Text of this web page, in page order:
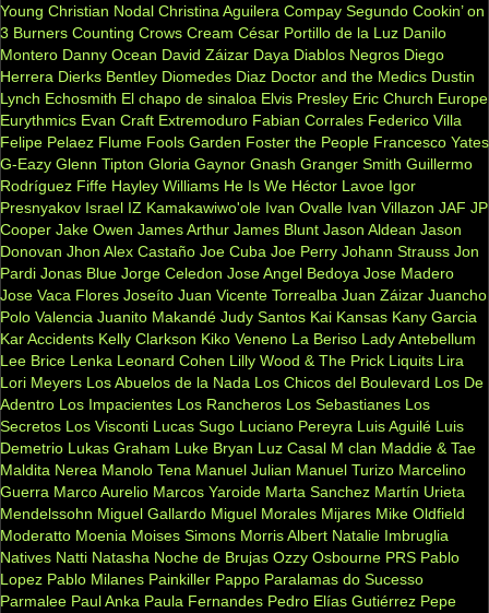
Young Christian Nodal Christina Aguilera Compay Segundo Cookin’ on
3 Burners Counting Crows Cream César Portillo de la Luz Danilo
Montero Danny Ocean David Záizar Daya Diablos Negros Diego
Herrera Dierks Bentley Diomedes Diaz Doctor and the Medics Dustin
Lynch Echosmith El chapo de sinaloa Elvis Presley Eric Church Europe
Eurythmics Evan Craft Extremoduro Fabian Corrales Federico Villa
Felipe Pelaez Flume Fools Garden Foster the People Francesco Yates
G-Eazy Glenn Tipton Gloria Gaynor Gnash Granger Smith Guillermo
Rodríguez Fiffe Hayley Williams He Is We Héctor Lavoe Igor
Presnyakov Israel IZ Kamakawiwo'ole Ivan Ovalle Ivan Villazon JAF JP
Cooper Jake Owen James Arthur James Blunt Jason Aldean Jason
Donovan Jhon Alex Castaño Joe Cuba Joe Perry Johann Strauss Jon
Pardi Jonas Blue Jorge Celedon Jose Angel Bedoya Jose Madero
Jose Vaca Flores Joseíto Juan Vicente Torrealba Juan Záizar Juancho
Polo Valencia Juanito Makandé Judy Santos Kai Kansas Kany Garcia
Kar Accidents Kelly Clarkson Kiko Veneno La Beriso Lady Antebellum
Lee Brice Lenka Leonard Cohen Lilly Wood & The Prick Liquits Lira
Lori Meyers Los Abuelos de la Nada Los Chicos del Boulevard Los De
Adentro Los Impacientes Los Rancheros Los Sebastianes Los
Secretos Los Visconti Lucas Sugo Luciano Pereyra Luis Aguilé Luis
Demetrio Lukas Graham Luke Bryan Luz Casal M clan Maddie & Tae
Maldita Nerea Manolo Tena Manuel Julian Manuel Turizo Marcelino
Guerra Marco Aurelio Marcos Yaroide Marta Sanchez Martín Urieta
Mendelssohn Miguel Gallardo Miguel Morales Mijares Mike Oldfield
Moderatto Moenia Moises Simons Morris Albert Natalie Imbruglia
Natives Natti Natasha Noche de Brujas Ozzy Osbourne PRS Pablo
Lopez Pablo Milanes Painkiller Pappo Paralamas do Sucesso
Parmalee Paul Anka Paula Fernandes Pedro Elías Gutiérrez Pepe